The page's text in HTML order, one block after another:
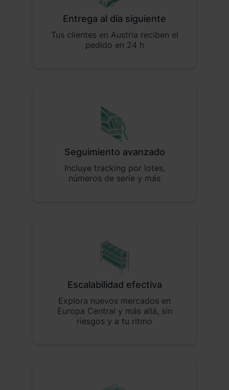
Entrega al día siguiente
Tus clientes en Austria reciben el
pedido en 24 h
Seguimiento avanzado
Incluye tracking por lotes,
números de serie y más
Escalabilidad efectiva
Explora nuevos mercados en
Europa Central y más allá, sin
riesgos y a tu ritmo